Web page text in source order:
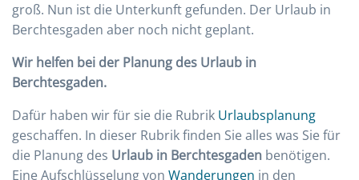
groß. Nun ist die Unterkunft gefunden. Der Urlaub in
Berchtesgaden aber noch nicht geplant.
Wir helfen bei der Planung des Urlaub in
Berchtesgaden.
Dafür haben wir für sie die Rubrik Urlaubsplanung
geschaffen. In dieser Rubrik finden Sie alles was Sie für
die Planung des Urlaub in Berchtesgaden benötigen.
Eine Aufschlüsselung von Wanderungen in den